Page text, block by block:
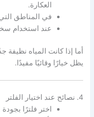
العكارة.
في المناطق
عند استخدام
أما إذا كانت المياه نظيفة
يظل خيارًا وقائيًا مفيدًا.
4. نصائح عند اختيار الفلتر
اختر فلترًا